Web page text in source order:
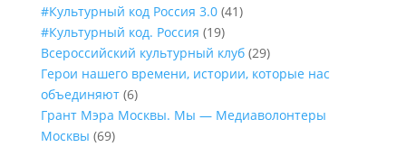
#Культурный код Россия 3.0(41)
#Культурный код. Россия (19)
Всероссийский культурный клуб(29)
Герои нашего времени, истории, которые нас
объединяют(6)
Грант Мэра Москвы. Мы — Медиаволонтеры
Москвы (69)